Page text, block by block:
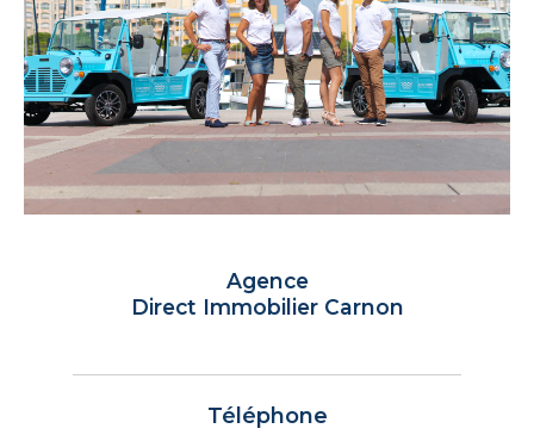
Agence
Direct Immobilier Carnon
Téléphone